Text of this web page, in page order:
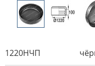
1220НЧП